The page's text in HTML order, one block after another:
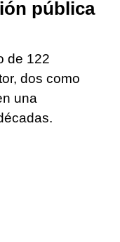
pública
de 122
dos como
una